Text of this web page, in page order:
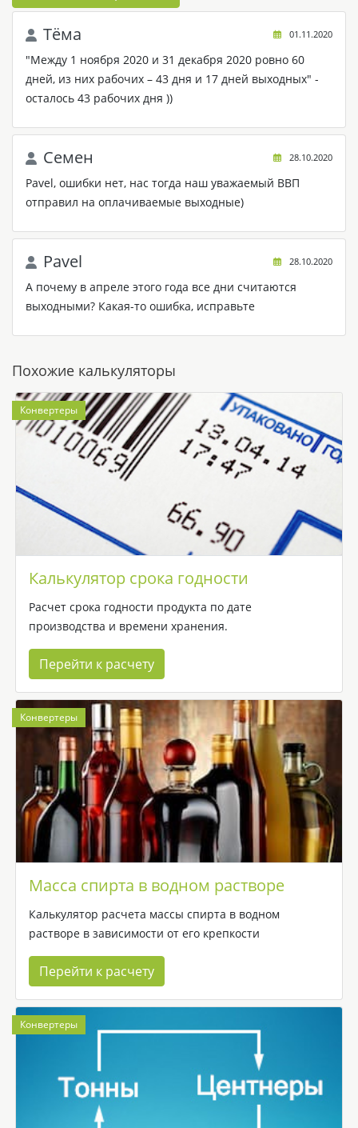
01.11.2020
Tёма
"Между 1 ноября 2020 и 31 декабря 2020 ровно 60
дней, из них рабочих – 43 дня и 17 дней выходных" -
осталось 43 рабочих дня ))
28.10.2020
Семен
Pavel, ошибки нет, нас тогда наш уважаемый ВВП
отправил на оплачиваемые выходные)
28.10.2020
Pavel
А почему в апреле этого года все дни считаются
выходными? Какая-то ошибка, исправьте
Похожие калькуляторы
Конвертеры
Калькулятор срока годности
Расчет срока годности продукта по дате
производства и времени хранения.
Перейти к расчету
Конвертеры
Масса спирта в водном растворе
Калькулятор расчета массы спирта в водном
растворе в зависимости от его крепкости
Перейти к расчету
Конвертеры